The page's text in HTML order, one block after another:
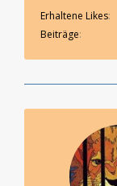
Erhaltene Likes
Beiträge